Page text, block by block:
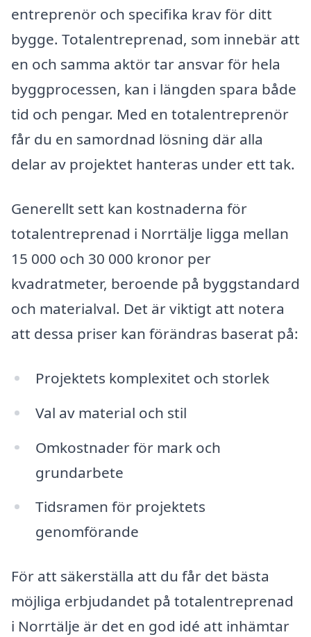
entreprenör och specifika krav för ditt
bygge. Totalentreprenad, som innebär att
en och samma aktör tar ansvar för hela
byggprocessen, kan i längden spara både
tid och pengar. Med en totalentreprenör
får du en samordnad lösning där alla
delar av projektet hanteras under ett tak.
Generellt sett kan kostnaderna för
totalentreprenad i Norrtälje ligga mellan
15 000 och 30 000 kronor per
kvadratmeter, beroende på byggstandard
och materialval. Det är viktigt att notera
att dessa priser kan förändras baserat på:
Projektets komplexitet och storlek
Val av material och stil
Omkostnader för mark och
grundarbete
Tidsramen för projektets
genomförande
För att säkerställa att du får det bästa
möjliga erbjudandet på totalentreprenad
i Norrtälje är det en god idé att inhämtar